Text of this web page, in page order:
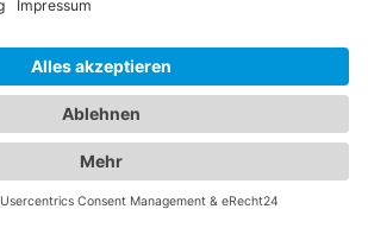
einem Dach:
zu
und Hotels
Branchenportal bietet Ihnen
rund um zuverlässige